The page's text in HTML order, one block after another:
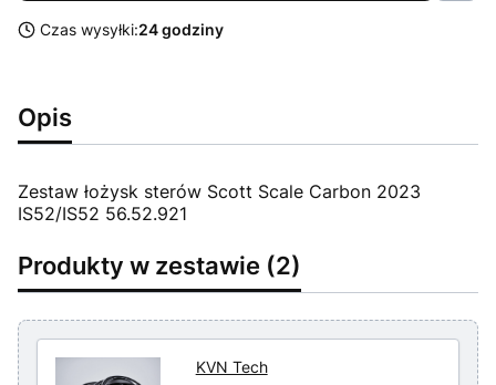
Czas wysyłki:24 godziny
Opis
Zestaw łożysk sterów Scott Scale Carbon 2023
IS52/IS52 56.52.921
Produkty w zestawie (2)
KVN Tech